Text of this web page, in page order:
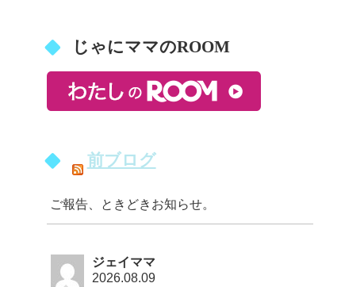
じゃにママのROOM
前ブログ
ご報告、ときどきお知らせ。
ジェイママ
2026.08.09